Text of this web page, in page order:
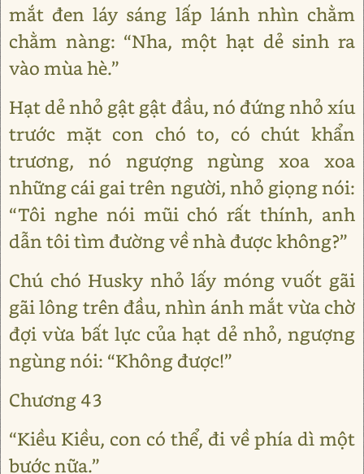
mắt đen láy sáng lấp lánh nhìn chằm
chằm nàng: “Nha, một hạt dẻ sinh ra
vào mùa hè.”
Hạt dẻ nhỏ gật gật đầu, nó đứng nhỏ xíu
trước mặt con chó to, có chút khẩn
trương, nó ngượng ngùng xoa xoa
những cái gai trên người, nhỏ giọng nói:
“Tôi nghe nói mũi chó rất thính, anh
dẫn tôi tìm đường về nhà được không?”
Chú chó Husky nhỏ lấy móng vuốt gãi
gãi lông trên đầu, nhìn ánh mắt vừa chờ
đợi vừa bất lực của hạt dẻ nhỏ, ngượng
ngùng nói: “Không được!”
Chương 43
“Kiều Kiều, con có thể, đi về phía dì một
bước nữa.”